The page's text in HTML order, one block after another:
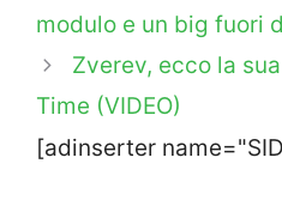
modulo e un big fuori
Zverev, ecco la
Time (VIDEO)
[adinserter